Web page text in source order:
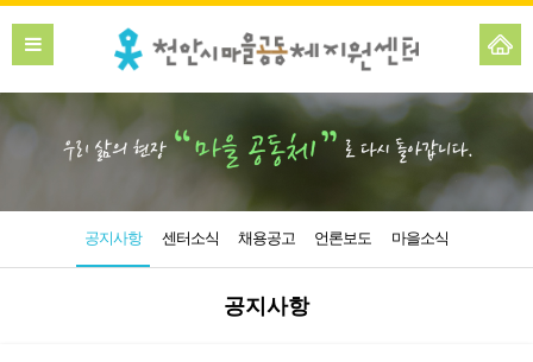
공지사항 센터소식 채용공고 언론보도 마을소식
공지사항